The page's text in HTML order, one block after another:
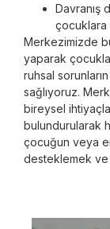
Davranış
çocuklara
Merkezimizde
yaparak
ruhsal
sağlıyoruz.
bireysel
bulundurularak
çocuğun veya
desteklemek